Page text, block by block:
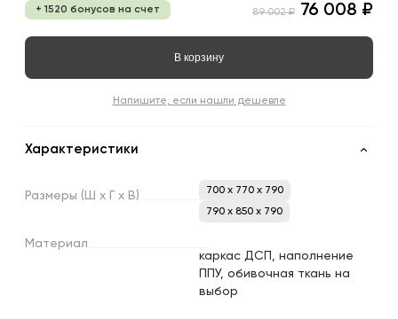
+ 1520 бонусов на счет 89 002 ₽ 76 008 ₽
В корзину
Напишите, если нашли дешевле
Характеристики
Размеры (Ш х х В)
700 x 770 x 790
790 x 850 x 790
Материал
каркас ДСП, наполнение
ППУ, обивочная ткань на
выбор